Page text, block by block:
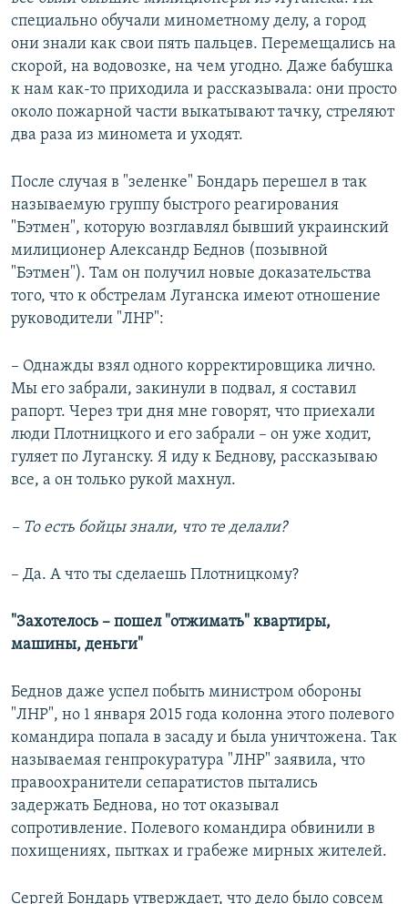
специально обучали минометному делу, а город
они знали как свои пять пальцев. Перемещались на
скорой, на водовозке, на чем угодно. Даже бабушка
к нам как-то приходила и рассказывала: они просто
около пожарной части выкатывают тачку, стреляют
два раза из миномета и уходят.
После случая в "зеленке" Бондарь перешел в так
называемую группу быстрого реагирования
"Бэтмен", которую возглавлял бывший украинский
милиционер Александр Беднов (позывной
"Бэтмен"). Там он получил новые доказательства
того, что к обстрелам Луганска имеют отношение
руководители "ЛНР":
– Однажды взял одного корректировщика лично.
Мы его забрали, закинули в подвал, я составил
рапорт. Через три дня мне говорят, что приехали
люди Плотницкого и его забрали – он уже ходит,
гуляет по Луганску. Я иду к Беднову, рассказываю
все, а он только рукой махнул.
– То есть бойцы знали, что те делали?
– Да. А что ты сделаешь Плотницкому?
"Захотелось – пошел "отжимать" квартиры,
машины, деньги"
Беднов даже успел побыть министром обороны
"ЛНР", но 1 января 2015 года колонна этого полевого
командира попала в засаду и была уничтожена. Так
называемая генпрокуратура "ЛНР" заявила, что
правоохранители сепаратистов пытались
задержать Беднова, но тот оказывал
сопротивление. Полевого командира обвинили в
похищениях, пытках и грабеже мирных жителей.
Сергей Бондарь утверждает, что дело было совсем